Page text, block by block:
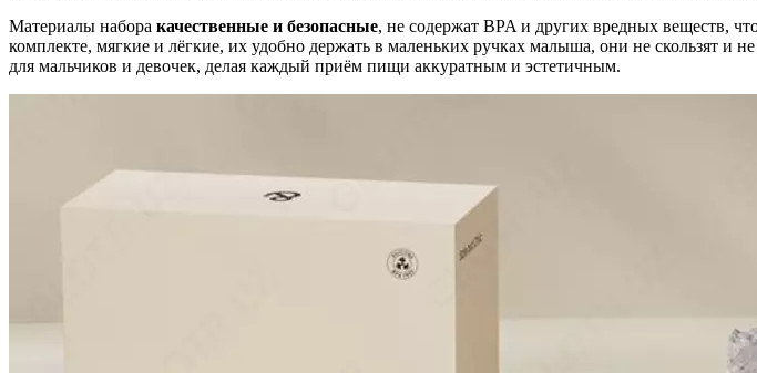
Материалы набора качественные и безопасные, не содержат BPA и других вредных веществ,
комплекте, мягкие и лёгкие, их удобно держать в маленьких ручках малыша, они не скользят
для мальчиков и девочек, делая каждый приём пищи аккуратным и эстетичным.